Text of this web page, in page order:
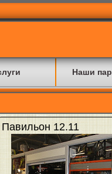
Наши
Павильон 12.11